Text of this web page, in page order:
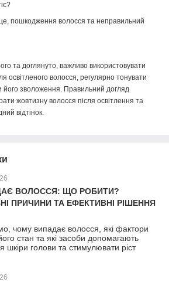
пошкодження волосся та неправильний
та доглянуто, важливо використовувати
освітленого волосся, регулярно тонувати
його зволоження. Правильний догляд
жовтизну волосся після освітлення та
відтінок.
ВОЛОССЯ: ЩО РОБИТИ?
ПРИЧИНИ ТА ЕФЕКТИВНІ РІШЕННЯ
чому випадає волосся, які фактори
стан та які засоби допомагають
шкіри голови та стимулювати ріст